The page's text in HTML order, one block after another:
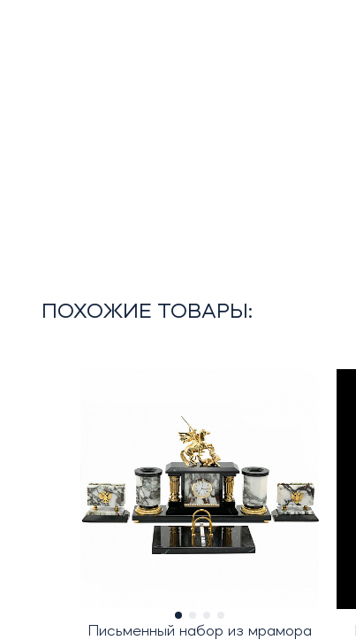
ПОХОЖИЕ ТОВАРЫ:
Письменный набор из мрамора